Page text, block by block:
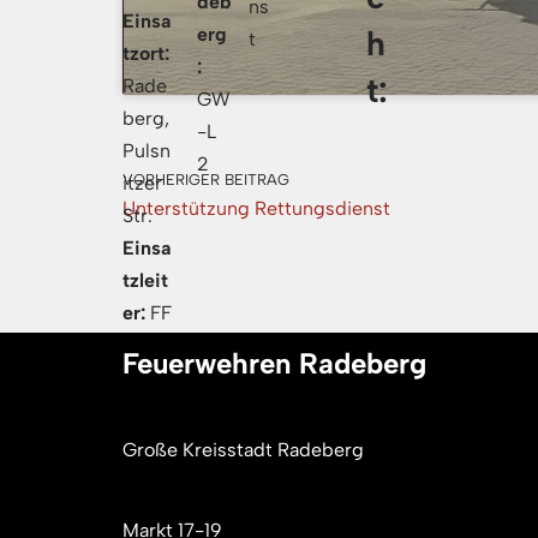
Einsa
tzort:
Rade
berg,
Pulsn
itzer
Str.
Einsa
tzleit
er: FF
berg
eiten
erg
:
GW
-L
2
ns
t
h
t:
VORHERIGER BEITRAG
Unterstützung Rettungsdienst
Feuerwehren Radeberg
Große Kreisstadt Radeberg
Markt 17-19